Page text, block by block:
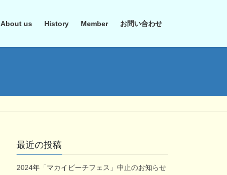
About us History Member お問い合わせ
最近の投稿
2024年「マカイビーチフェス」中止のお知らせ